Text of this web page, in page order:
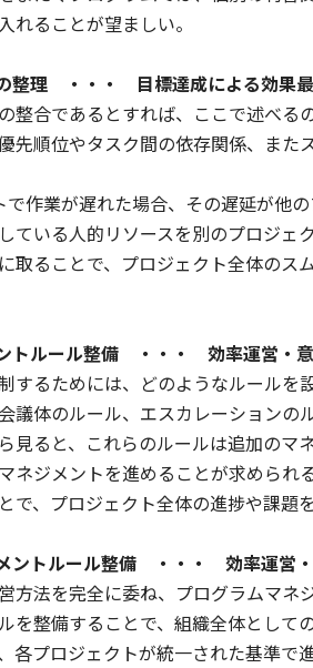
れることが望ましい。
の整理 ・・・ 目標達成による効果
整合であるとすれば、ここで述べる
先順位やタスク間の依存関係、ま
作業が遅れた場合、その遅延が他
ている人的リソースを別のプロジェ
取ることで、プロジェクト全体の
ントルール整備 ・・・ 効率運営・
するためには、どのようなルールを
議体のルール、エスカレーションの
見ると、これらのルールは追加の
ネジメントを進めることが求められる
で、プロジェクト全体の進捗や課題
メントルール整備 ・・・ 効率運営
方法を完全に委ね、プログラムマ
を整備することで、組織全体として
各プロジェクトが統一された基準